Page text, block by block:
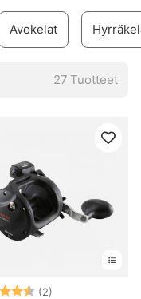
Avokelat
27 Tuotteet
(2)